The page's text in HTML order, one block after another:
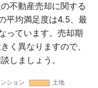
不動産売却に関する
平均満足度は4.5、最
っています。売却期
く異なりますので、
しましょう。